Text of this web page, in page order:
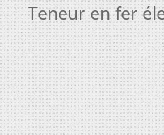
Teneur en fer